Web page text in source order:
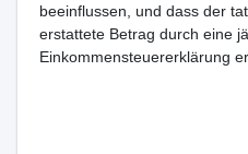
beeinflussen, und dass der
erstattete Betrag durch eine
Einkommensteuererklärung